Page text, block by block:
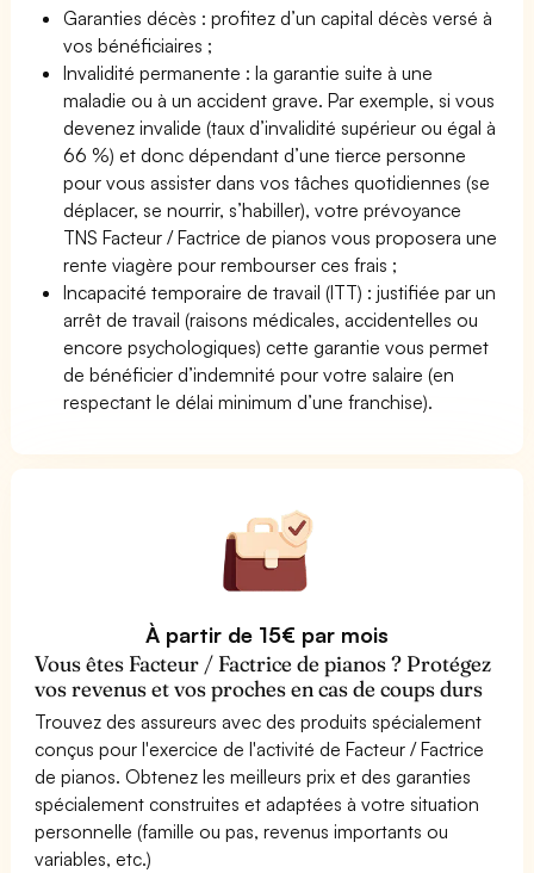
Garanties décès : profitez d’un capital décès versé à
vos bénéficiaires ;
Invalidité permanente : la garantie suite à une
maladie ou à un accident grave. Par exemple, si vous
devenez invalide (taux d’invalidité supérieur ou égal à
66 %) et donc dépendant d’une tierce personne
pour vous assister dans vos tâches quotidiennes (se
déplacer, se nourrir, s’habiller), votre prévoyance
TNS Facteur / Factrice de pianos vous proposera une
rente viagère pour rembourser ces frais ;
Incapacité temporaire de travail (ITT) : justifiée par un
arrêt de travail (raisons médicales, accidentelles ou
encore psychologiques) cette garantie vous permet
de bénéficier d’indemnité pour votre salaire (en
respectant le délai minimum d’une franchise).
À partir de 15€ par mois
Vous êtes Facteur / Factrice de pianos ? Protégez
vos revenus et vos proches en cas de coups durs
Trouvez des assureurs avec des produits spécialement
conçus pour l'exercice de l'activité de Facteur / Factrice
de pianos. Obtenez les meilleurs prix et des garanties
spécialement construites et adaptées à votre situation
personnelle (famille ou pas, revenus importants ou
variables, etc.)